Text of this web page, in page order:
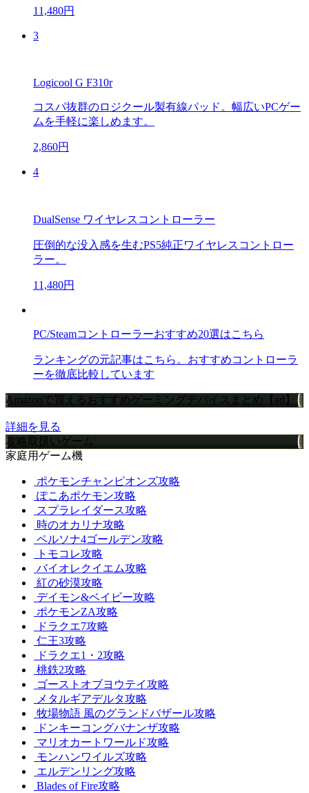
11,480円
3
Logicool G F310r
コスパ抜群のロジクール製有線パッド。幅広いPCゲー
ムを手軽に楽しめます。
2,860円
4
DualSense ワイヤレスコントローラー
圧倒的な没入感を生むPS5純正ワイヤレスコントロー
ラー。
11,480円
PC/Steamコントローラーおすすめ20選はこちら
ランキングの元記事はこちら。おすすめコントローラ
ーを徹底比較しています
Amazonで買えるおすすめゲーミングデバイスまとめ【ad】
詳細を見る
攻略取扱いゲーム
家庭用ゲーム機
ポケモンチャンピオンズ攻略
ぽこあポケモン攻略
スプラレイダース攻略
時のオカリナ攻略
ペルソナ4ゴールデン攻略
トモコレ攻略
バイオレクイエム攻略
紅の砂漠攻略
デイモン&ベイビー攻略
ポケモンZA攻略
ドラクエ7攻略
仁王3攻略
ドラクエ1・2攻略
桃鉄2攻略
ゴーストオブヨウテイ攻略
メタルギアデルタ攻略
牧場物語 風のグランドバザール攻略
ドンキーコングバナンザ攻略
マリオカートワールド攻略
モンハンワイルズ攻略
エルデンリング攻略
Blades of Fire攻略